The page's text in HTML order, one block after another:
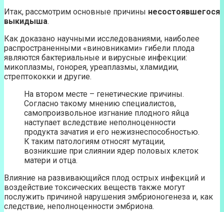
Итак, рассмотрим основные причины несостоявшегося
выкидыша.
Как доказано научными исследованиями, наиболее
распространенными «виновниками» гибели плода
являются бактериальные и вирусные инфекции:
микоплазмы, гонорея, уреаплазмы, хламидии,
стрептококки и другие.
На втором месте – генетические причины.
Согласно такому мнению специалистов,
самопроизвольное изгнание плодного яйца
наступает вследствие неполноценности
продукта зачатия и его нежизнеспособностью.
К таким патологиям относят мутации,
возникшие при слиянии ядер половых клеток
матери и отца.
Влияние на развивающийся плод острых инфекций и
воздействие токсических веществ также могут
послужить причиной нарушения эмбрионогенеза и, как
следствие, неполноценности эмбриона.